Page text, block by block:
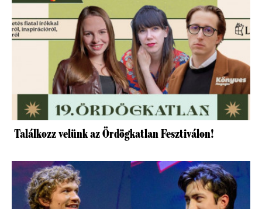
Találkozz velünk az Ördögkatlan Fesztiválon!